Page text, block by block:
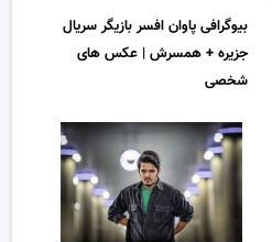
بیوگرافی پاوان افسر بازیگر سریال
جزیره + همسرش | عکس های
شخصی